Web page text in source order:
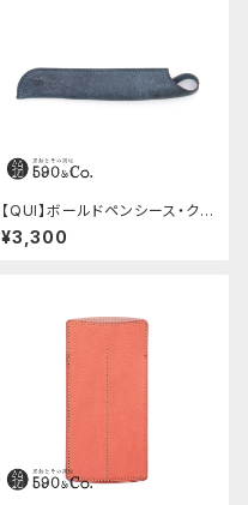
【QUI】ボールドペンシース・ク
ードゥー (ブルー)
¥3,300